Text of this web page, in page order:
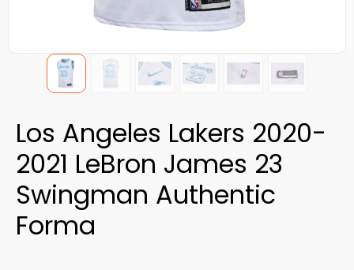
Los Angeles Lakers 2020-
2021 LeBron James 23
Swingman Authentic
Forma